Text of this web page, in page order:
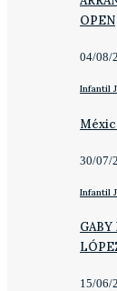
OPEN
04/08/
Infantil
30/07/
Infantil
15/06/